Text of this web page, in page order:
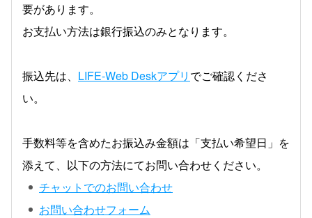
要があります。
お支払い方法は銀行振込のみとなります。
振込先は、 LIFE-Web Deskアプリ でご確認くださ
い。
手数料等を含めたお振込み金額は「支払い希望日」を
添えて、以下の方法にてお問い合わせください。
チャットでのお問い合わせ
お問い合わせフォーム